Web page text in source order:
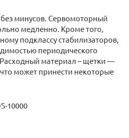
минусов. Сервомоторный
медленно. Кроме того,
подклассу стабилизаторов,
периодического
материал – щетки —
может принести некоторые
10000